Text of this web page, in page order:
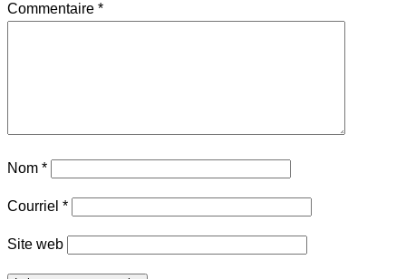
Commentaire *
Nom *
Courriel *
Site web